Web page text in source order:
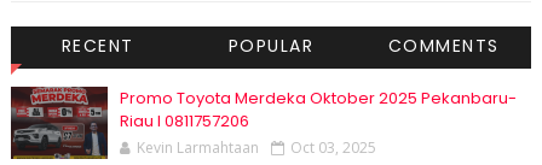
RECENT POPULAR COMMENTS
Promo Toyota Merdeka Oktober 2025 Pekanbaru-
Riau I 0811757206
Kevin Larmahtaan Oct 03, 2025